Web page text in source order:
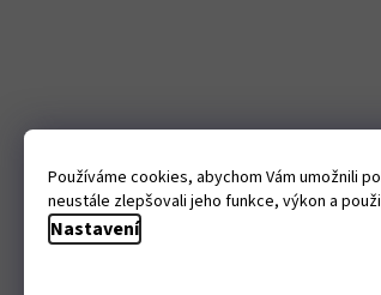
Používáme cookies, abychom Vám umožnili
neustále zlepšovali jeho funkce, výkon a
Nastavení